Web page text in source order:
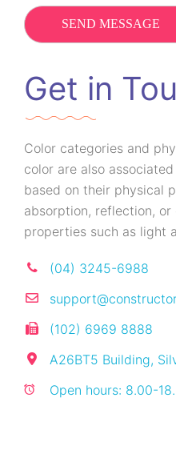
Get in
Color categories and
color are also
based on their physical
absorption, reflection, or
properties such as light
(04) 3245-6988
(102) 6969 8888
A26BT5 Building,
Open hours: 8.00-